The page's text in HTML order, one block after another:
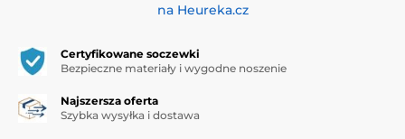
na Heureka.cz
Certyfikowane soczewki
Bezpieczne materiały i wygodne noszenie
Najszersza oferta
Szybka wysyłka i dostawa